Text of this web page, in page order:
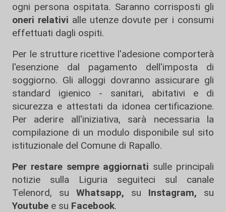
ogni persona ospitata. Saranno corrisposti gli
oneri relativi alle utenze dovute per i consumi
effettuati dagli ospiti.
Per le strutture ricettive l'adesione comporterà
l'esenzione dal pagamento dell'imposta di
soggiorno. Gli alloggi dovranno assicurare gli
standard igienico - sanitari, abitativi e di
sicurezza e attestati da idonea certificazione.
Per aderire all'iniziativa, sarà necessaria la
compilazione di un modulo disponibile sul sito
istituzionale del Comune di Rapallo.
Per restare sempre aggiornati sulle principali
notizie sulla Liguria seguiteci sul canale
Telenord, su
Whatsapp, su Instagram, su
Youtube e su Facebook.